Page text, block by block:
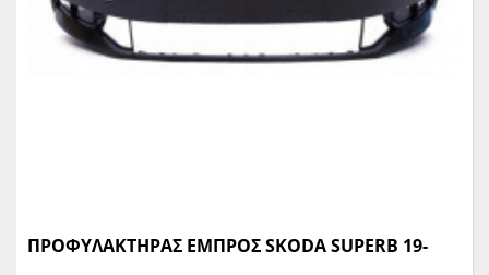
ΠΡΟΦΥΛΑΚΤΗΡΑΣ ΕΜΠΡΟΣ SKODA SUPERB 19-